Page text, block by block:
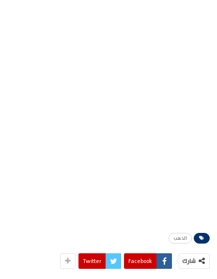
الذهب
شارك Facebook
Twitter